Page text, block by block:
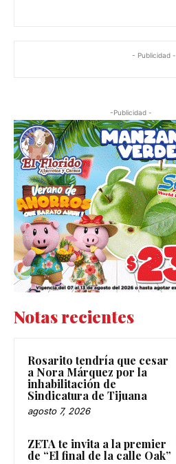
- Publicidad -
-Publicidad -
Notas recientes
Rosarito tendría que cesar
a Nora Márquez por la
inhabilitación de
Sindicatura de Tijuana
agosto 7, 2026
ZETA te invita a la premier
de “El final de la calle Oak”